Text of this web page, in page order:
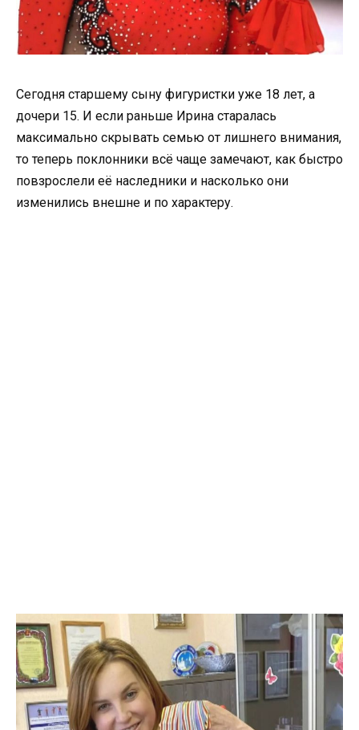
Сегодня старшему сыну фигуристки уже 18 лет, а
дочери 15. И если раньше Ирина старалась
максимально скрывать семью от лишнего внимания,
то теперь поклонники всё чаще замечают, как быстро
повзрослели её наследники и насколько они
изменились внешне и по характеру.